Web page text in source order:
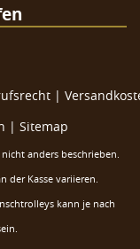
|
| Sitemap
anders beschrieben.
der Kasse variieren.
kann je nach